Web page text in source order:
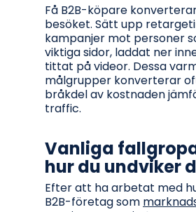
Få B2B-köpare
besöket. Sätt upp
kampanjer mot personer
viktiga sidor, laddat ner
tittat på videor. Dessa
målgrupper konverterar
bråkdel av kostnaden
traffic.
Vanliga
hur du undviker
Efter att ha arbetat med
B2B-företag som